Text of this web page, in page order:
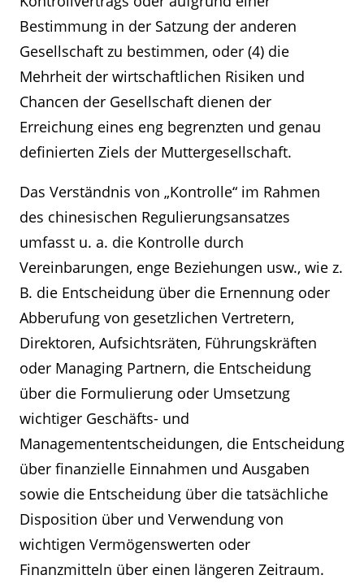
Bestimmung in der Satzung der anderen
Gesellschaft zu bestimmen, oder (4) die
Mehrheit der wirtschaftlichen Risiken und
Chancen der Gesellschaft dienen der
Erreichung eines eng begrenzten und genau
definierten Ziels der Muttergesellschaft.
Das Verständnis von „Kontrolle“ im Rahmen
des chinesischen Regulierungsansatzes
umfasst u. a. die Kontrolle durch
Vereinbarungen, enge Beziehungen usw., wie z.
B. die Entscheidung über die Ernennung oder
Abberufung von gesetzlichen Vertretern,
Direktoren, Aufsichtsräten, Führungskräften
oder Managing Partnern, die Entscheidung
über die Formulierung oder Umsetzung
wichtiger Geschäfts- und
Managemententscheidungen, die Entscheidung
über finanzielle Einnahmen und Ausgaben
sowie die Entscheidung über die tatsächliche
Disposition über und Verwendung von
wichtigen Vermögenswerten oder
Finanzmitteln über einen längeren Zeitraum.